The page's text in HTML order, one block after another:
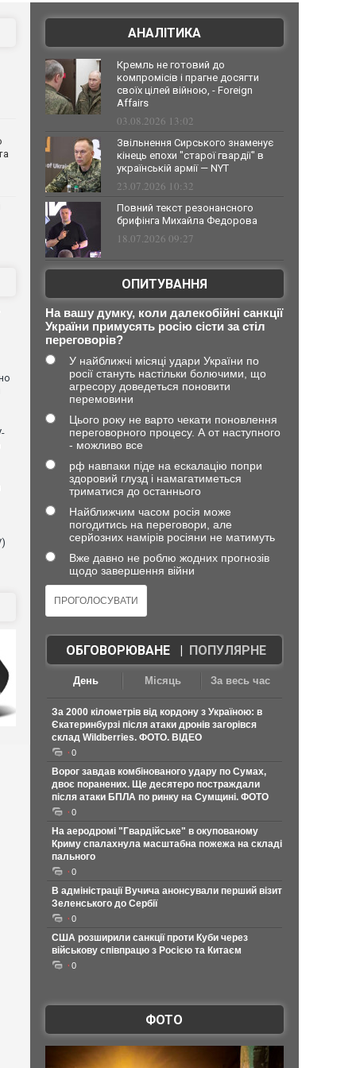
АНАЛІТИКА
Кремль не готовий до
компромісів і прагне досягти
своїх цілей війною, - Foreign
Affairs
03.08.2026 13:02
Звільнення Сирського знаменує
кінець епохи "старої гвардії" в
українській армії — NYT
23.07.2026 10:32
Повний текст резонансного
брифінга Михайла Федорова
18.07.2026 09:27
ОПИТУВАННЯ
На вашу думку, коли далекобійні санкції
України примусять росію сісти за стіл
переговорів?
У найближчі місяці удари України по
росії стануть настільки болючими, що
агресору доведеться поновити
перемовини
Цього року не варто чекати поновлення
переговорного процесу. А от наступного
- можливо все
рф навпаки піде на ескалацію попри
здоровий глузд і намагатиметься
триматися до останнього
Найближчим часом росія може
погодитись на переговори, але
серйозних намірів росіяни не матимуть
Вже давно не роблю жодних прогнозів
щодо завершення війни
ОБГОВОРЮВАНЕ| ПОПУЛЯРНЕ
День Місяць За весь час
За 2000 кілометрів від кордону з Україною: в
Єкатеринбурзі після атаки дронів загорівся
склад Wildberries. ФОТО. ВІДЕО
0
Ворог завдав комбінованого удару по Сумах,
двоє поранених. Ще десятеро постраждали
після атаки БПЛА по ринку на Сумщині. ФОТО
0
На аеродромі "Гвардійське" в окупованому
Криму спалахнула масштабна пожежа на складі
пального
0
В адміністрації Вучича анонсували перший візит
Зеленського до Сербії
0
США розширили санкції проти Куби через
військову співпрацю з Росією та Китаєм
0
ФОТО